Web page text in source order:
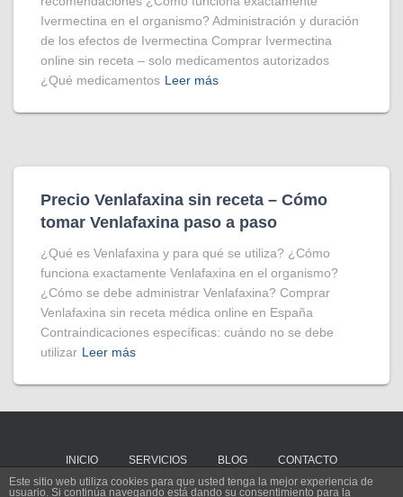
Ivermectina en el organismo? Administración y duración
de los efectos de Ivermectina Comprar Ivermectina
online sin receta – solo medicamentos autorizados
¿Qué medicamentos Leer más
Precio Venlafaxina sin receta – Cómo
tomar Venlafaxina paso a paso
¿Qué es Venlafaxina y para qué se utiliza? ¿Cómo
funciona exactamente Venlafaxina en el organismo?
¿Cómo se debe administrar Venlafaxina? Comprar
Venlafaxina sin receta médica online en España
Contraindicaciones específicas: cuándo no se debe
utilizar Leer más
INICIO SERVICIOS BLOG CONTACTO
Este sitio web utiliza cookies para que usted tenga la mejor experiencia de
usuario. Si continúa navegando está dando su consentimiento para la